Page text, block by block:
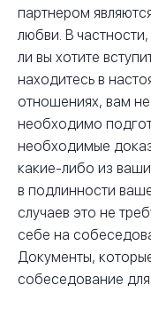
партнером
любви. В
ли вы хотите
находитесь в
отношениях, вам
необходимо
необходимые
какие-либо из
в подлинности
случаев это не
себе на
Документы,
собеседование для